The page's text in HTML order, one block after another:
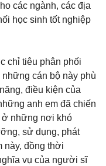
các ngành, các địa
học sinh tốt nghiệp
chỉ tiêu phân phối
cán bộ này phù
điều kiện của
anh em đã chiến
ở những nơi khó
sử dụng, phát
này, đồng thời
vụ của người sĩ